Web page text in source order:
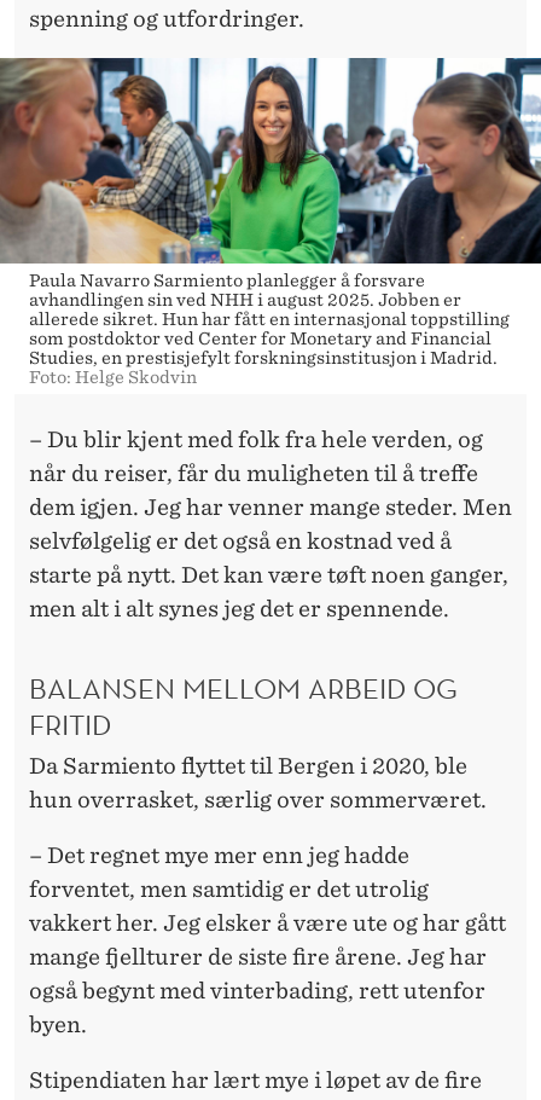
spenning og utfordringer.
Paula Navarro Sarmiento planlegger å forsvare
avhandlingen sin ved NHH i august 2025. Jobben er
allerede sikret. Hun har fått en internasjonal toppstilling
som postdoktor ved Center for Monetary and Financial
Studies, en prestisjefylt forskningsinstitusjon i Madrid.
Foto: Helge Skodvin
– Du blir kjent med folk fra hele verden, og
når du reiser, får du muligheten til å treffe
dem igjen. Jeg har venner mange steder. Men
selvfølgelig er det også en kostnad ved å
starte på nytt. Det kan være tøft noen ganger,
men alt i alt synes jeg det er spennende.
BALANSEN MELLOM ARBEID OG
FRITID
Da Sarmiento flyttet til Bergen i 2020, ble
hun overrasket, særlig over sommerværet.
– Det regnet mye mer enn jeg hadde
forventet, men samtidig er det utrolig
vakkert her. Jeg elsker å være ute og har gått
mange fjellturer de siste fire årene. Jeg har
også begynt med vinterbading, rett utenfor
byen.
Stipendiaten har lært mye i løpet av de fire